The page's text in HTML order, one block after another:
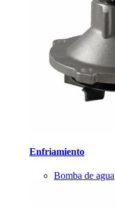
Enfriamiento
Bomba de agua